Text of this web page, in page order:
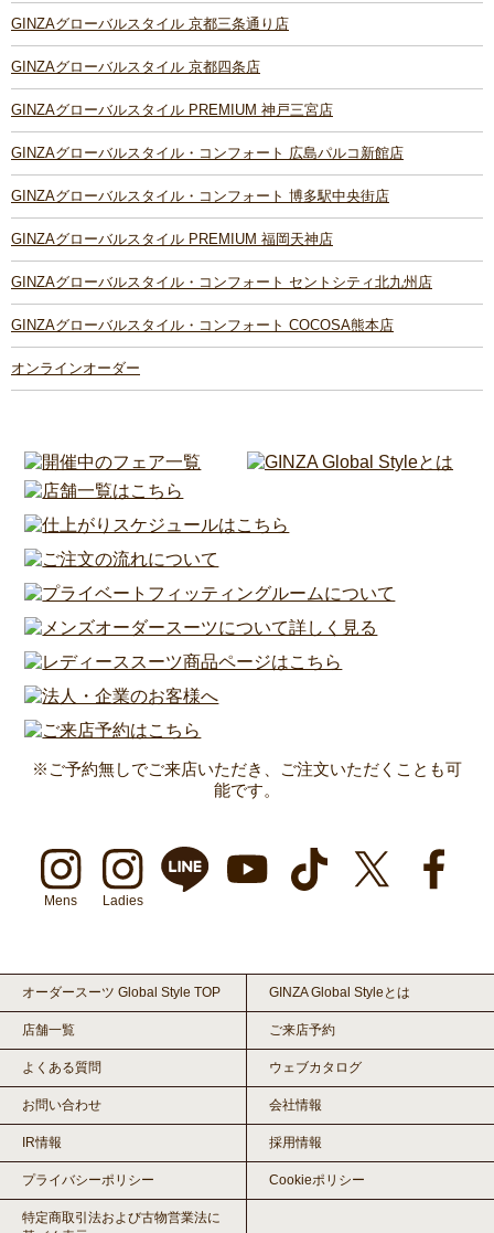
GINZAグローバルスタイル 京都三条通り店
GINZAグローバルスタイル 京都四条店
GINZAグローバルスタイル PREMIUM 神戸三宮店
GINZAグローバルスタイル・コンフォート 広島パルコ新館店
GINZAグローバルスタイル・コンフォート 博多駅中央街店
GINZAグローバルスタイル PREMIUM 福岡天神店
GINZAグローバルスタイル・コンフォート セントシティ北九州店
GINZAグローバルスタイル・コンフォート COCOSA熊本店
オンラインオーダー
※ご予約無しでご来店いただき、ご注文いただくことも可
能です。
Mens Ladies
オーダースーツ Global Style TOP GINZA Global Styleとは
店舗一覧 ご来店予約
よくある質問 ウェブカタログ
お問い合わせ 会社情報
IR情報 採用情報
プライバシーポリシー Cookieポリシー
特定商取引法および古物営業法に